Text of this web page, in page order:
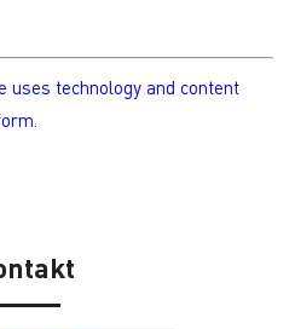
uses technology and content